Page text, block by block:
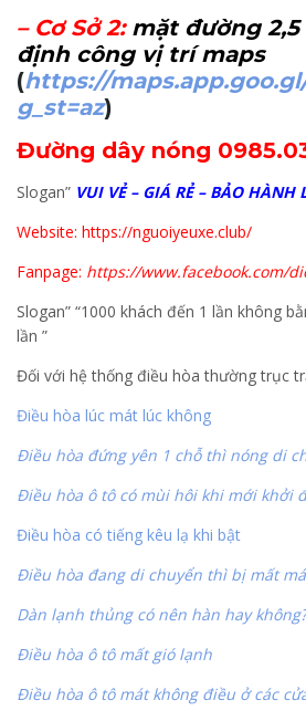
– Cơ Sở 2: mặt đường
định công vị trí maps
(https://
g_st=az)
Đường dây nóng
Slogan” VUI VẺ – GIÁ RẺ – BẢO HÀNH
Website: https://nguoiyeuxe.club/
Fanpage: https://www.facebook.com/
Slogan” “1000 khách đến 1 lần không
lần ”
Đối với hệ thống điều hòa thường trục
Điều hòa lúc mát lúc không
Điều hòa đứng yên 1 chỗ thì nóng di
Điều hòa ô tô có mùi hôi khi mới khởi
Điều hòa có tiếng kêu lạ khi bật
Điều hòa đang di chuyển thì bị mất
Dàn lạnh thủng có nên hàn hay không?
Điều hòa ô tô mất gió lạnh
Điều hòa ô tô mát không điều ở các